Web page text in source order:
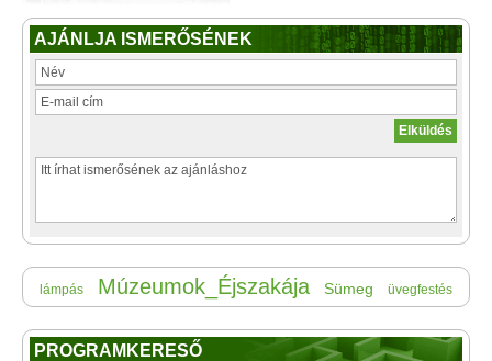
AJÁNLJA ISMERŐSÉNEK
lámpás Múzeumok_Éjszakája Sümeg üvegfestés
PROGRAMKERESŐ